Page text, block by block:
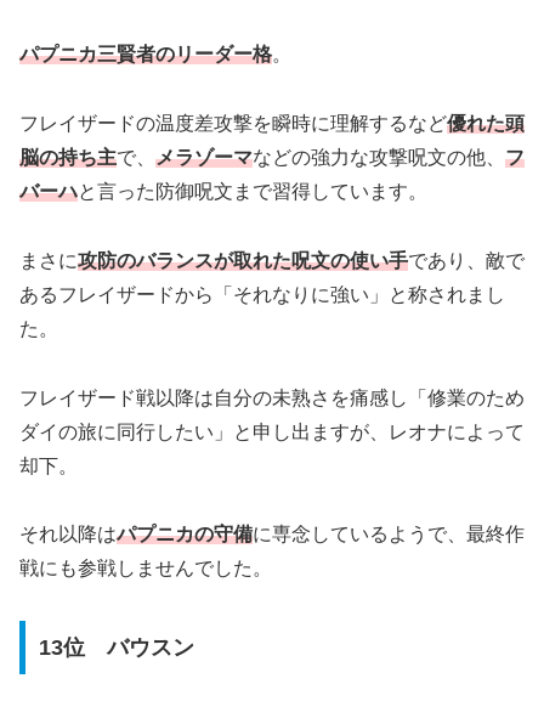
パプニカ三賢者のリーダー格。
フレイザードの温度差攻撃を瞬時に理解するなど優れた頭
脳の持ち主で、 メラゾーマなどの強力な攻撃呪文の他、 フ
バーハと言った防御呪文まで習得しています。
まさに攻防のバランスが取れた呪文の使い手であり、敵で
あるフレイザードから「それなりに強い」と称されまし
た。
フレイザード戦以降は自分の未熟さを痛感し「修業のため
ダイの旅に同行したい」と申し出ますが、レオナによって
却下。
それ以降はパプニカの守備に専念しているようで、最終作
戦にも参戦しませんでした。
13位 バウスン